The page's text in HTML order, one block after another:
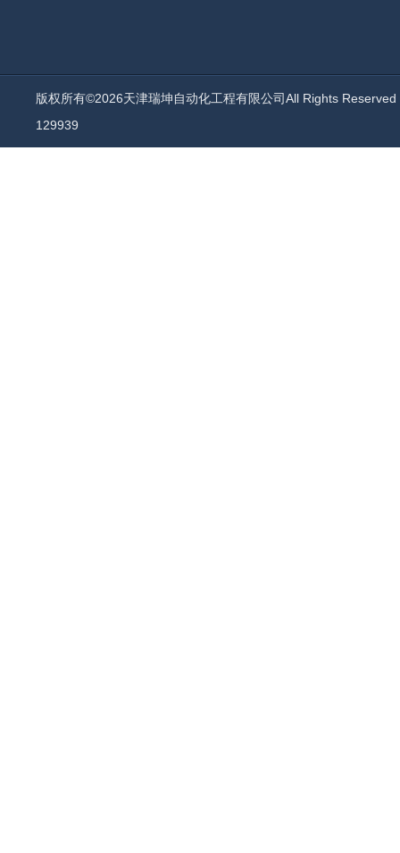
版权所有©2026天津瑞坤自动化工程有限公司All Rights
129939